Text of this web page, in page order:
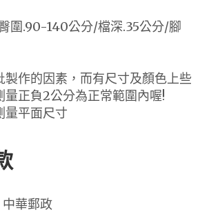
圍.90-140公分/檔深.35公分/腳
製作的因素，而有尺寸及顏色上些
量正負2公分為正常範圍內喔!
量平面尺寸
中華郵政